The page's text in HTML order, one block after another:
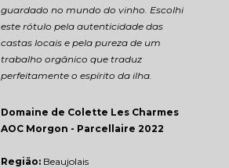
Domaine de Colette Les Charmes
AOC Morgon - Parcellaire 2022
Região: Beaujolais
guardado no mundo do vinho. Escolhi
este rótulo pela autenticidade das
castas locais e pela pureza de um
trabalho orgânico que traduz
perfeitamente o espírito da ilha.